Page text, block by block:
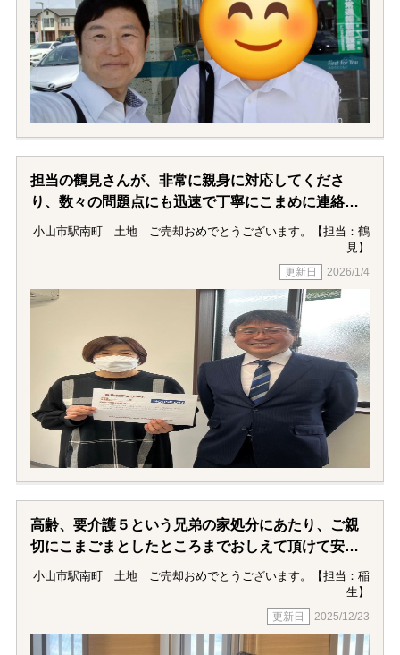
た。
担当の鶴見さんが、非常に親身に対応してくださ
り、数々の問題点にも迅速で丁寧にこまめに連絡を
くださり、安心してお任せすることが出来ました。
大変感謝しております。ありがとうございました。
小山市駅南町 土地 ご売却おめでとうございます。【担当：鶴
見】
2026/1/4
高齢、要介護５という兄弟の家処分にあたり、ご親
切にこまごまとしたところまでおしえて頂けて安心
して作業をすすめることができました。
離れて住んでいるおりますので連絡を密にいただけ
これで弟の介護費用も何とかまかなえるとホッとし
小山市駅南町 土地 ご売却おめでとうございます。【担当：稲
生】
2025/12/23